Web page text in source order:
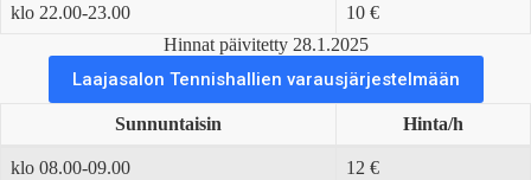
klo 22.00-23.00
10 €
Hinnat päivitetty 28.1.2025
Laajasalon Tennishallien varausjärjestelmään
Sunnuntaisin Hinta/h
klo 08.00-09.00 12 €